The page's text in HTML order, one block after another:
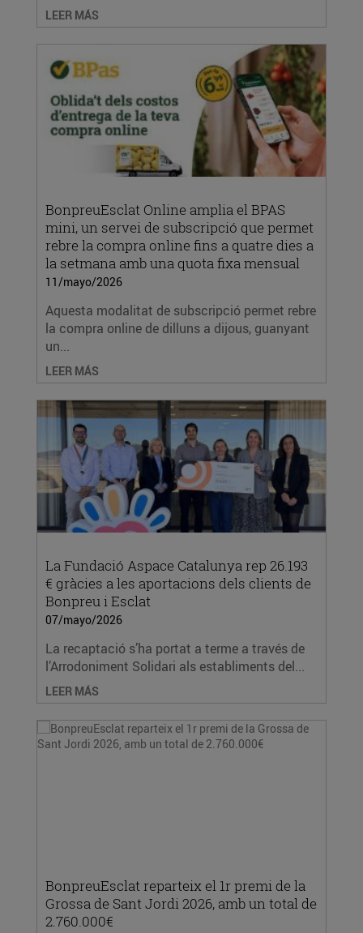
LEER MÁS
BonpreuEsclat Online amplia el BPAS
mini, un servei de subscripció que permet
rebre la compra online fins a quatre dies a
la setmana amb una quota fixa mensual
11/mayo/2026
Aquesta modalitat de subscripció permet rebre
la compra online de dilluns a dijous, guanyant
un...
LEER MÁS
La Fundació Aspace Catalunya rep 26.193
€ gràcies a les aportacions dels clients de
Bonpreu i Esclat
07/mayo/2026
La recaptació s’ha portat a terme a través de
l’Arrodoniment Solidari als establiments del...
LEER MÁS
BonpreuEsclat reparteix el 1r premi de la
Grossa de Sant Jordi 2026, amb un total de
2.760.000€